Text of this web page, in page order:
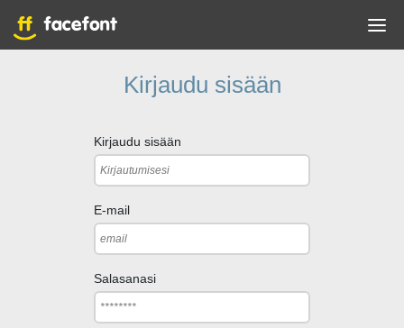
Kirjaudu sisään
Kirjaudu sisään
E-mail
Salasanasi